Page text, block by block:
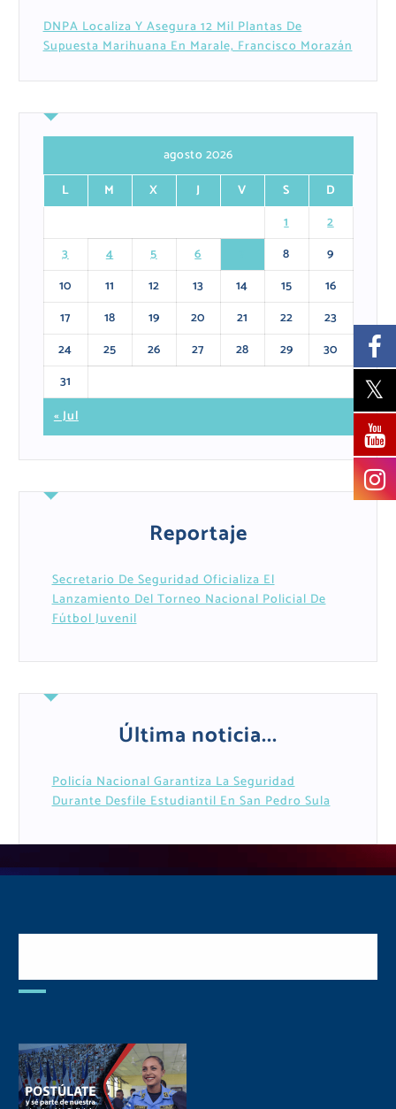
DNPA Localiza Y Asegura 12 Mil Plantas De
Supuesta Marihuana En Marale, Francisco Morazán
agosto 2026
L
M X J V S
D
1
2
3
4 5 6 8
9
10
11 12 13 14 15
16
17
18 19 20 21 22
23
24
25 26 27 28 29
30
31
« Jul
Reportaje
Secretario De Seguridad Oficializa El
Lanzamiento Del Torneo Nacional Policial De
Fútbol Juvenil
Última noticia...
Policía Nacional Garantiza La Seguridad
Durante Desfile Estudiantil En San Pedro Sula